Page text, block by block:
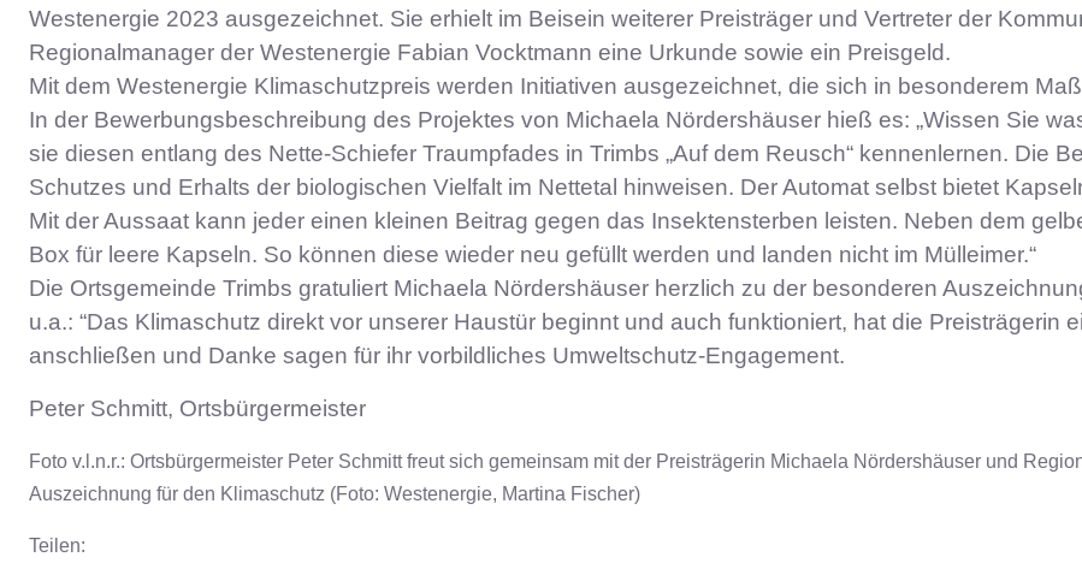
Westenergie 2023 ausgezeichnet. Sie erhielt im Beisein weiterer Preisträger und Vertreter der
Regionalmanager der Westenergie Fabian Vocktmann eine Urkunde sowie ein Preisgeld.
Mit dem Westenergie Klimaschutzpreis werden Initiativen ausgezeichnet, die sich in besonderem
In der Bewerbungsbeschreibung des Projektes von Michaela Nördershäuser hieß es: „Wissen Sie
sie diesen entlang des Nette-Schiefer Traumpfades in Trimbs „Auf dem Reusch“ kennenlernen. Die
Schutzes und Erhalts der biologischen Vielfalt im Nettetal hinweisen. Der Automat selbst bietet
Mit der Aussaat kann jeder einen kleinen Beitrag gegen das Insektensterben leisten. Neben dem
Box für leere Kapseln. So können diese wieder neu gefüllt werden und landen nicht im Mülleimer.“
Die Ortsgemeinde Trimbs gratuliert Michaela Nördershäuser herzlich zu der besonderen
u.a.: “Das Klimaschutz direkt vor unserer Haustür beginnt und auch funktioniert, hat die Preisträgerin
anschließen und Danke sagen für ihr vorbildliches Umweltschutz-Engagement.
Peter Schmitt, Ortsbürgermeister
Foto v.l.n.r.: Ortsbürgermeister Peter Schmitt freut sich gemeinsam mit der Preisträgerin Michaela Nördershäuser und
Auszeichnung für den Klimaschutz (Foto: Westenergie, Martina Fischer)
Teilen: